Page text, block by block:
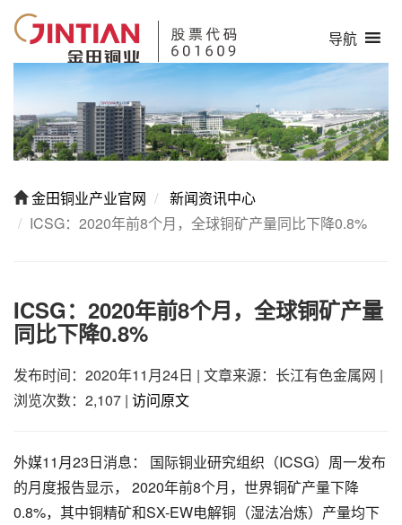
导航
金田铜业产业官网
新闻资讯中心
ICSG：2020年前8个月，全球铜矿产量同比下降0.8%
ICSG：2020年前8个月，全球铜矿产量
同比下降0.8%
发布时间：2020年11月24日 | 文章来源：长江有色金属网 |
浏览次数：2,107 | 访问原文
外媒11月23日消息： 国际铜业研究组织（ICSG）周一发布
的月度报告显示， 2020年前8个月，世界铜矿产量下降
0.8%，其中铜精矿和SX-EW电解铜（湿法冶炼）产量均下